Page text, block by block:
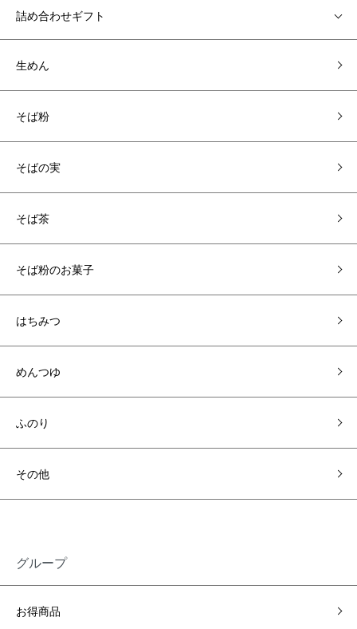
詰め合わせギフト
生めん
そば粉
そばの実
そば茶
そば粉のお菓子
はちみつ
めんつゆ
ふのり
その他
グループ
お得商品